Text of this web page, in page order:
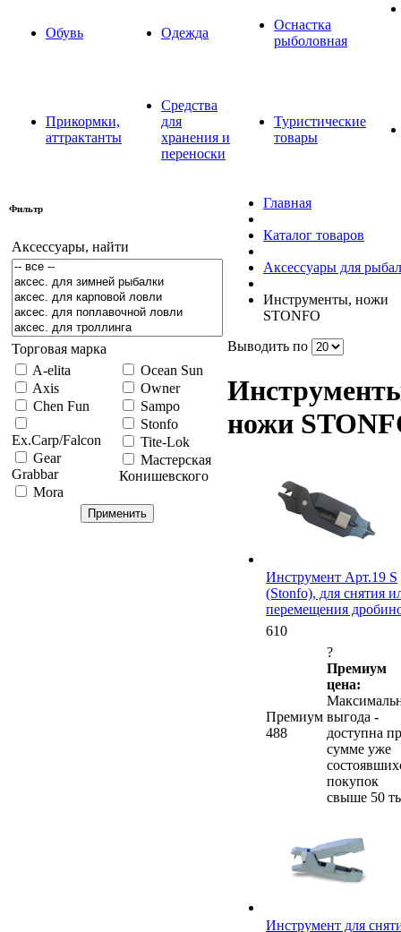
Обувь Одежда
Оснастка
рыболовная
Прикормки,
аттрактанты
Средства
для
хранения и
переноски
Туристические
товары
Фильтр
Аксессуары, найти
Торговая марка
A-elita
Axis
Chen Fun
Ex.Carp/Falcon
Gear
Grabbar
Mora
Ocean Sun
Owner
Sampo
Stonfo
Tite-Lok
Мастерская
Конишевского
Главная
Каталог товаров
Аксессуары для
Инструменты, ножи
STONFO
Выводить по
ножи
Инструмент Арт.19 S
(Stonfo), для снятия
перемещения
610
Премиум
488
?
Премиум
цена:
выгода -
доступна
сумме уже
покупок
свыше 50
Инструмент для